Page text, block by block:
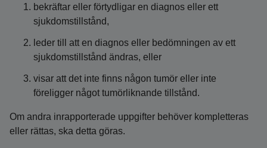
bekräftar eller förtydligar en diagnos eller ett
sjukdomstillstånd,
leder till att en diagnos eller bedömningen av ett
sjukdomstillstånd ändras, eller
visar att det inte finns någon tumör eller inte
föreligger något tumörliknande tillstånd.
Om andra inrapporterade uppgifter behöver kompletteras
eller rättas, ska detta göras.